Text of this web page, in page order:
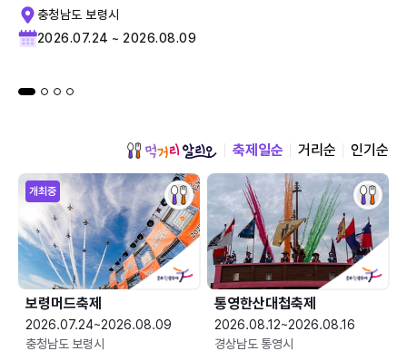
충청남도 보령시
2026.07.24 ~ 2026.08.09
축제일순 거리순 인기순
개최중
보령머드축제
2026.07.24~2026.08.09
충청남도 보령시
통영한산대첩축제
2026.08.12~2026.08.16
경상남도 통영시